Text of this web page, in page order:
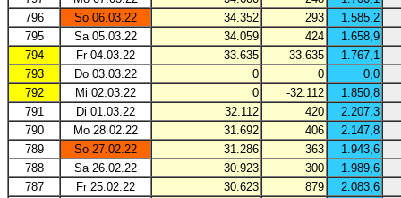
796
So 06.03.22 34.352 293
1.585,2
795
Sa 05.03.22 34.059 424
1.658,9
794
Fr 04.03.22 33.635 33.635
1.767,1
793
Do 03.03.22 0 0
0,0
792
Mi 02.03.22 0 -32.112
1.850,8
791
Di 01.03.22 32.112 420
2.207,3
790
Mo 28.02.22 31.692 406
2.147,8
789
So 27.02.22 31.286 363
1.943,6
788
Sa 26.02.22 30.923 300
1.989,6
787
Fr 25.02.22 30.623 879
2.083,6